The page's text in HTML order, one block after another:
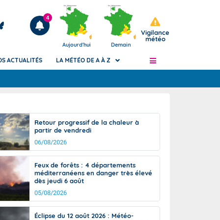
Articles
4
Aujourd'hui Demain
Vigilance
météo
de
Phénomènes dangereux de J+2 à J+7
Avertissement pluies intenses à l'échelle
des communes (Apic)
Bulletins Marine
Bulletins d'estimation du risque
d'avalanche
Météo des forêts
Vigicrues
ACTUALITÉS LA MÉTÉO DE A À Z
Retour progressif de la chaleur à
partir de vendredi
06/08/2026
Feux de forêts : 4 départements
méditerranéens en danger très élevé
dès jeudi 6 août
05/08/2026
Éclipse du 12 août 2026 : Météo-